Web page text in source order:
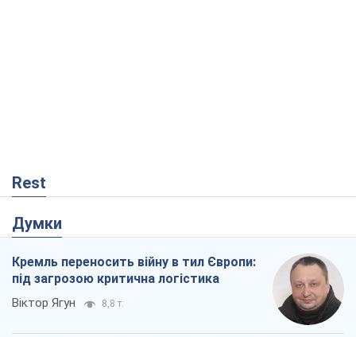
Rest
Думки
Кремль переносить війну в тил Європи:
під загрозою критична логістика
Віктор Ягун 8,8 т.